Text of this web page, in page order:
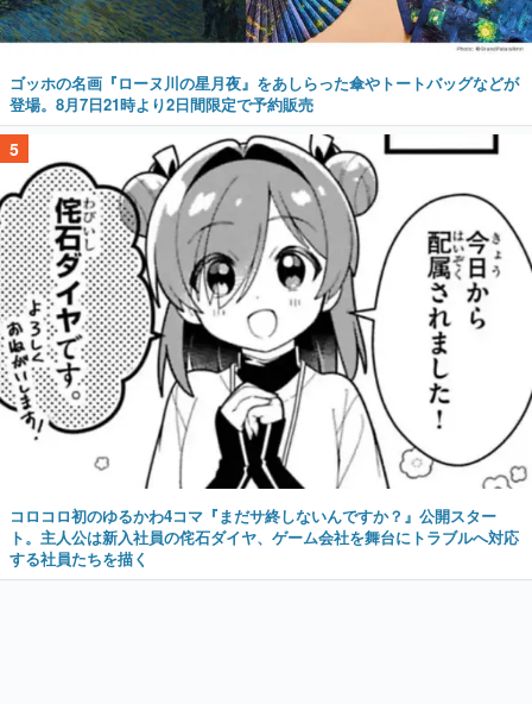
ゴッホの名画『ローヌ川の星月夜』をあしらった傘やトートバッグなどが
登場。8月7日21時より2日間限定で予約販売
5
コロコロ初のゆるかわ4コマ『まだサ終しないんですか？』公開スター
ト。主人公は新入社員の侘石ダイヤ、ゲーム会社を舞台にトラブルへ対応
する社員たちを描く